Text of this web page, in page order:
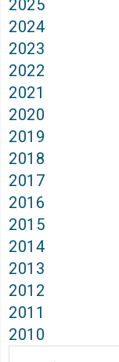
2025
2024
2023
2022
2021
2020
2019
2018
2017
2016
2015
2014
2013
2012
2011
2010